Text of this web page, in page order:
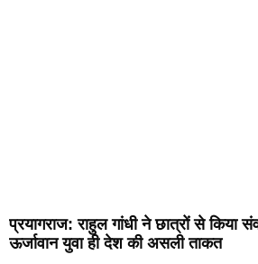
प्रयागराज: राहुल गांधी ने छात्रों से किया
ऊर्जावान युवा ही देश की असली ताकत